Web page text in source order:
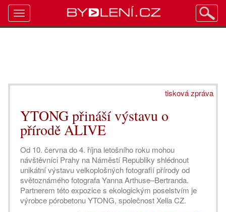
tisková zpráva
YTONG přináší výstavu o
přírodě ALIVE
Od 10. června do 4. října letošního roku mohou
návštěvníci Prahy na Náměstí Republiky shlédnout
unikátní výstavu velkoplošných fotografií přírody od
světoznámého fotografa Yanna Arthuse–Bertranda.
Partnerem této expozice s ekologickým poselstvím je
výrobce pórobetonu YTONG, společnost Xella CZ.
Toggle
navigation